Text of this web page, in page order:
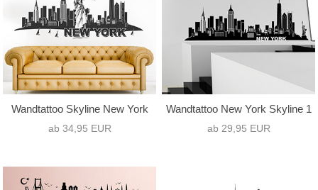
Wandtattoo Skyline New York
ab 34,95 EUR
Wandtattoo New York Skyline 1
ab 29,95 EUR